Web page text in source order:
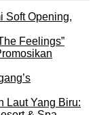
Soft Opening,
Feelings”
Laut Yang Biru: